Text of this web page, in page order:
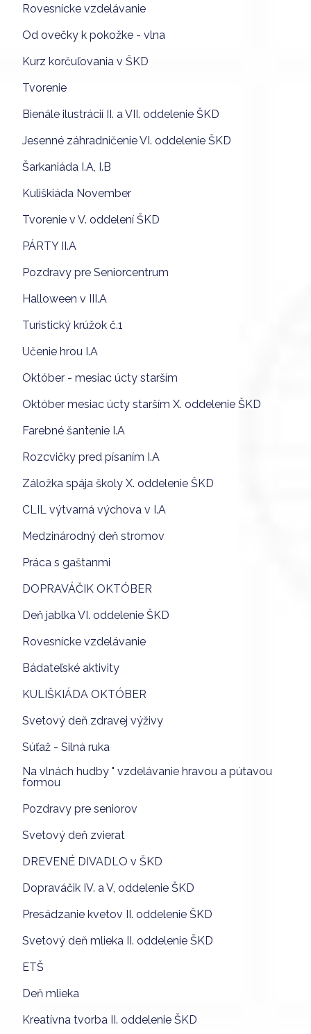
Rovesnícke vzdelávanie
Od ovečky k pokožke - vlna
Kurz korčuľovania v ŠKD
Tvorenie
Bienále ilustrácií II. a VII. oddelenie ŠKD
Jesenné záhradničenie VI. oddelenie ŠKD
Šarkaniáda I.A, I.B
Kuliškiáda November
Tvorenie v V. oddelení ŠKD
PÁRTY II.A
Pozdravy pre Seniorcentrum
Halloween v III.A
Turistický krúžok č.1
Učenie hrou I.A
Október - mesiac úcty starším
Október mesiac úcty starším X. oddelenie ŠKD
Farebné šantenie I.A
Rozcvičky pred písaním I.A
Záložka spája školy X. oddelenie ŠKD
CLIL výtvarná výchova v I.A
Medzinárodný deň stromov
Práca s gaštanmi
DOPRAVÁČIK OKTÓBER
Deň jablka VI. oddelenie ŠKD
Rovesnícke vzdelávanie
Bádateľské aktivity
KULIŠKIÁDA OKTÓBER
Svetový deň zdravej výživy
Súťaž - Silná ruka
Na vlnách hudby " vzdelávanie hravou a pútavou
formou
Pozdravy pre seniorov
Svetový deň zvierat
DREVENÉ DIVADLO v ŠKD
Dopraváčik IV. a V, oddelenie ŠKD
Presádzanie kvetov II. oddelenie ŠKD
Svetový deň mlieka II. oddelenie ŠKD
ETŠ
Deň mlieka
Kreatívna tvorba II. oddelenie ŠKD